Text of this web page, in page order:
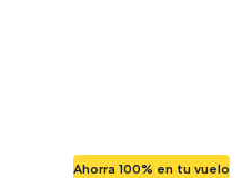
Ahorra 100% en tu vuelo